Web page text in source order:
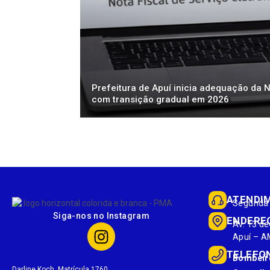
Prefeitura de Apuí inicia adequação da
com transição gradual em 2026
Siga-nos no Instagram
Av. 13
Apuí –